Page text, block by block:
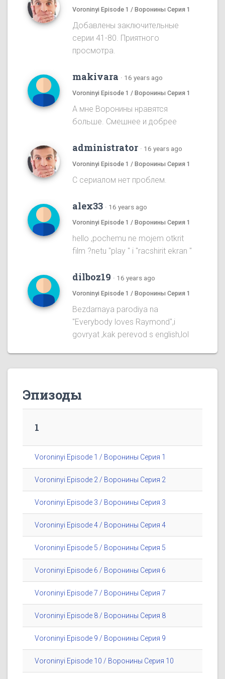
Voroninyi Episode 1 / Воронины Серия 1
Добавлены заключительные
серии 41-80. Приятного
просмотра.
makivara · 16 years ago
Voroninyi Episode 1 / Воронины Серия 1
А мне Воронины нравятся
больше. Смешнее и добрее
administrator · 16 years ago
Voroninyi Episode 1 / Воронины Серия 1
С сериалом нет проблем.
alex33 · 16 years ago
Voroninyi Episode 1 / Воронины Серия 1
hello ,pochemu ne mojem otkrit
film ?netu "play " i "racshirit ekran "
dilboz19 · 16 years ago
Voroninyi Episode 1 / Воронины Серия 1
Bezdarnaya parodiya na
''Everybody loves Raymond'',i
govryat ,kak perevod s english,lol
Эпизоды
1
Voroninyi Episode 1 / Воронины Серия 1
Voroninyi Episode 2 / Воронины Серия 2
Voroninyi Episode 3 / Воронины Серия 3
Voroninyi Episode 4 / Воронины Серия 4
Voroninyi Episode 5 / Воронины Серия 5
Voroninyi Episode 6 / Воронины Серия 6
Voroninyi Episode 7 / Воронины Серия 7
Voroninyi Episode 8 / Воронины Серия 8
Voroninyi Episode 9 / Воронины Серия 9
Voroninyi Episode 10 / Воронины Серия 10